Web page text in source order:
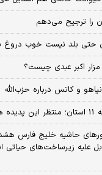
را ترجیح می‌دهم
حتی بلد نیست خوب دروغ
اکبر عبدی چیست؟
و کاتس درباره حزب‌الله
حاشیه خلیج فارس
علیه زیرساخت‌های حیاتی